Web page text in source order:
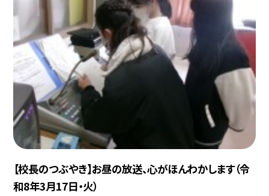
【校長のつぶやき】お昼の放送、心がほんわかします（令
和8年3月17日・火）